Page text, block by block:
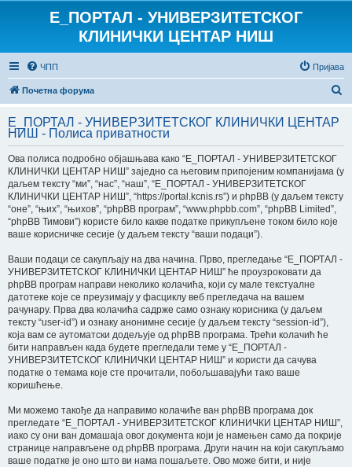
E_ПОРТАЛ - УНИВЕРЗИТЕТСКОГ
КЛИНИЧКИ ЦЕНТАР НИШ
ЧПП Пријава
Почетна форума
т
E_ПОРТАЛ - УНИВЕРЗИТЕТСКОГ КЛИНИЧКИ ЦЕНТАР
НИШ - Полиса приватности
Ова полиса подробно објашњава како “E_ПОРТАЛ - УНИВЕРЗИТЕТСКОГ
КЛИНИЧКИ ЦЕНТАР НИШ” заједно са његовим припојеним компанијама (у
даљем тексту “ми”, “нас”, “наш”, “E_ПОРТАЛ - УНИВЕРЗИТЕТСКОГ
КЛИНИЧКИ ЦЕНТАР НИШ”, “https://portal.kcnis.rs”) и phpBB (у даљем тексту
“оне”, “њих”, “њихов”, “phpBB програм”, “www.phpbb.com”, “phpBB Limited”,
“phpBB Тимови”) користе било какве податке прикупљене током било које
ваше корисничке сесије (у даљем тексту “ваши подаци”).
Ваши подаци се сакупљају на два начина. Прво, прегледање “E_ПОРТАЛ -
УНИВЕРЗИТЕТСКОГ КЛИНИЧКИ ЦЕНТАР НИШ” ће проузроковати да
phpBB програм направи неколико колачића, који су мале текстуалне
датотеке које се преузимају у фасциклу веб прегледача на вашем
рачунару. Прва два колачића садрже само ознаку корисника (у даљем
тексту “user-id”) и ознаку анонимне сесије (у даљем тексту “session-id”),
која вам се аутоматски додељује од phpBB програма. Трећи колачић ће
бити направљен када будете прегледали теме у “E_ПОРТАЛ -
УНИВЕРЗИТЕТСКОГ КЛИНИЧКИ ЦЕНТАР НИШ” и користи да сачува
податке о темама које сте прочитали, побољшавајући тако ваше
коришћење.
Ми можемо такође да направимо колачиће ван phpBB програма док
прегледате “E_ПОРТАЛ - УНИВЕРЗИТЕТСКОГ КЛИНИЧКИ ЦЕНТАР НИШ”,
иако су они ван домашаја овог документа који је намењен само да покрије
странице направљене од phpBB програма. Други начин на који сакупљамо
ваше податке је оно што ви нама пошаљете. Ово може бити, и није